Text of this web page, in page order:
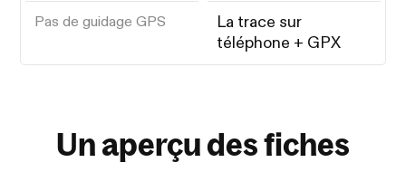
Pas de guidage GPS
La trace sur
téléphone + GPX
Un aperçu des fiches